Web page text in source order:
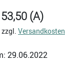
(A)
Versandkosten
29.06.2022